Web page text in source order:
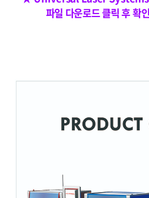
파일 다운로드 클릭 후 확